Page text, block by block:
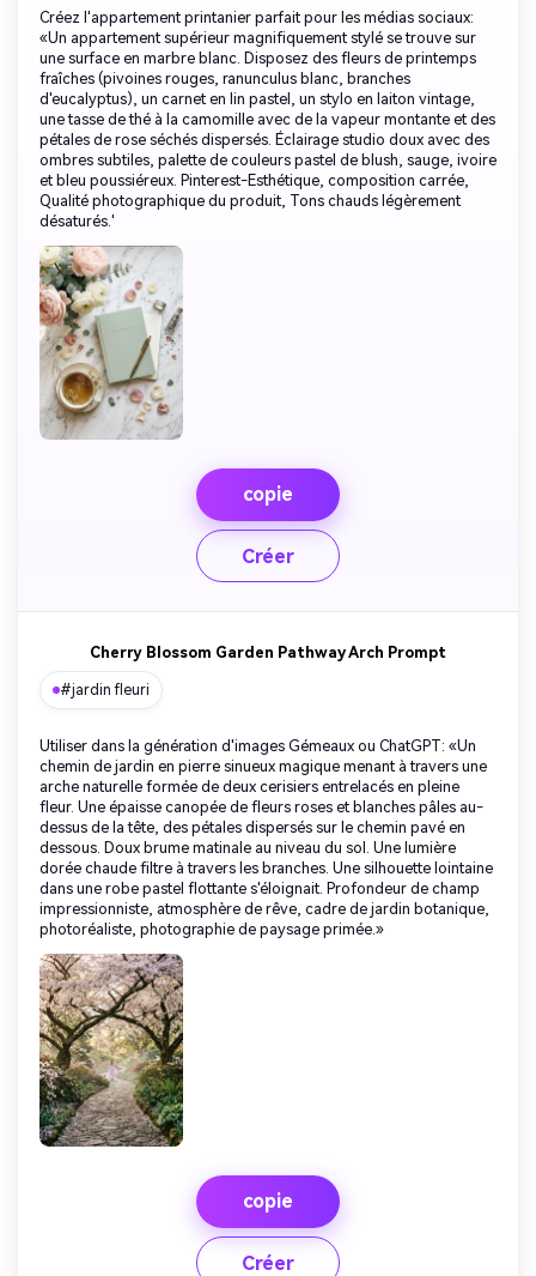
Créez l'appartement printanier parfait pour les médias sociaux:
«Un appartement supérieur magnifiquement stylé se trouve sur
une surface en marbre blanc. Disposez des fleurs de printemps
fraîches (pivoines rouges, ranunculus blanc, branches
d'eucalyptus), un carnet en lin pastel, un stylo en laiton vintage,
une tasse de thé à la camomille avec de la vapeur montante et des
pétales de rose séchés dispersés. Éclairage studio doux avec des
ombres subtiles, palette de couleurs pastel de blush, sauge, ivoire
et bleu poussiéreux. Pinterest-Esthétique, composition carrée,
Qualité photographique du produit, Tons chauds légèrement
désaturés.'
copie
Créer
Cherry Blossom Garden Pathway Arch Prompt
#jardin fleuri
Utiliser dans la génération d'images Gémeaux ou ChatGPT: «Un
chemin de jardin en pierre sinueux magique menant à travers une
arche naturelle formée de deux cerisiers entrelacés en pleine
fleur. Une épaisse canopée de fleurs roses et blanches pâles au-
dessus de la tête, des pétales dispersés sur le chemin pavé en
dessous. Doux brume matinale au niveau du sol. Une lumière
dorée chaude filtre à travers les branches. Une silhouette lointaine
dans une robe pastel flottante s'éloignait. Profondeur de champ
impressionniste, atmosphère de rêve, cadre de jardin botanique,
photoréaliste, photographie de paysage primée.»
copie
Créer